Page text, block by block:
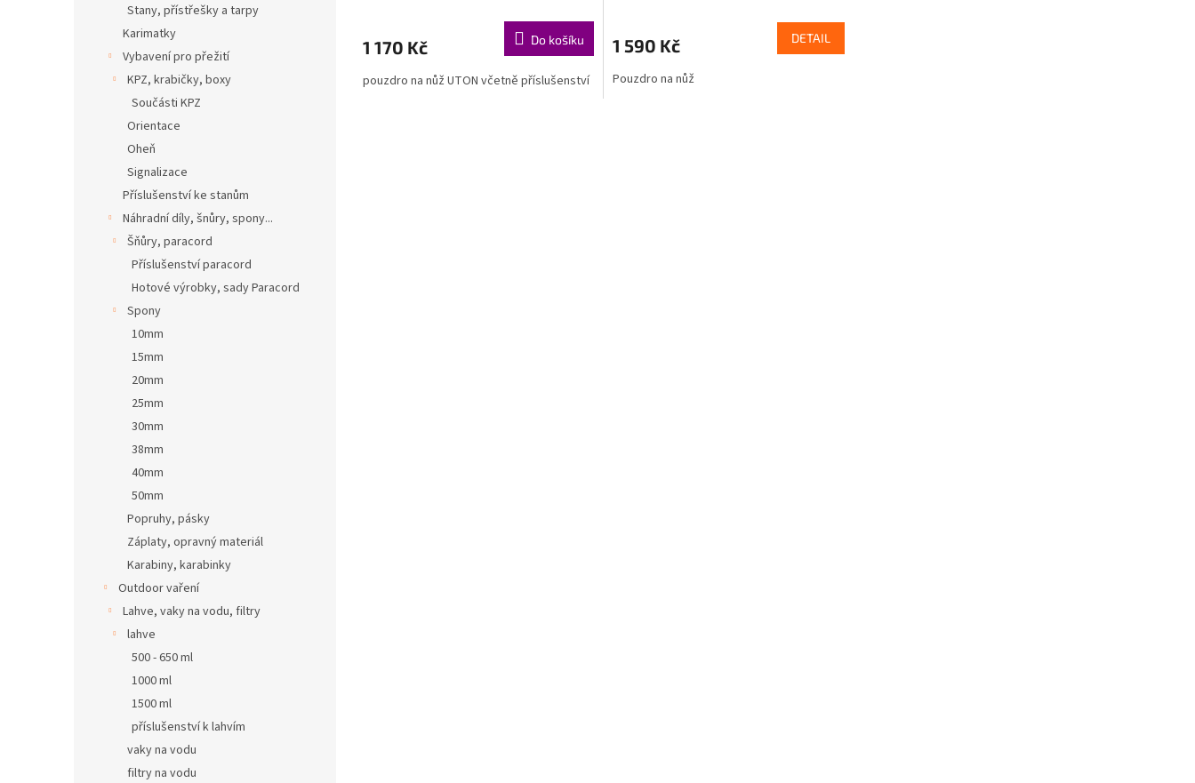
Stany, přístřešky a tarpy
Karimatky
Vybavení pro přežití
KPZ, krabičky, boxy
Součásti KPZ
Orientace
Oheň
Signalizace
Příslušenství ke stanům
Náhradní díly, šnůry, spony...
Šňůry, paracord
Příslušenství paracord
Hotové výrobky, sady Paracord
Spony
10mm
15mm
20mm
25mm
30mm
38mm
40mm
50mm
Popruhy, pásky
Záplaty, opravný materiál
Karabiny, karabinky
Outdoor vaření
Lahve, vaky na vodu, filtry
lahve
500 - 650 ml
1000 ml
1500 ml
příslušenství k lahvím
vaky na vodu
filtry na vodu
1 170 Kč Do košíku
pouzdro na nůž UTON včetně příslušenství
1 590 Kč DETAIL
Pouzdro na nůž